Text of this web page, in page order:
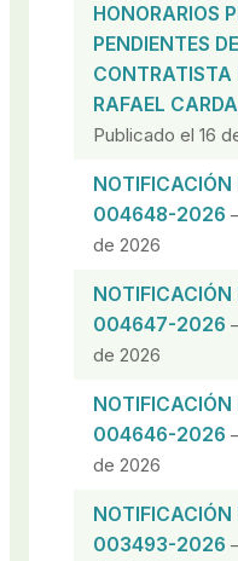
HONORARIOS
PENDIENTES
CONTRATISTA
RAFAEL
Publicado el 16
NOTIFICACIÓN
004648-2026
de 2026
NOTIFICACIÓN
004647-2026
de 2026
NOTIFICACIÓN
004646-2026
de 2026
NOTIFICACIÓN
003493-2026